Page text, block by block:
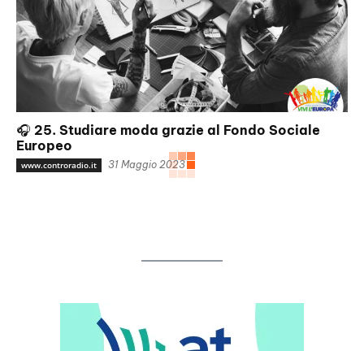
🎧 25. Studiare moda grazie al Fondo Sociale
Europeo
www.controradio.it 31 Maggio 2023